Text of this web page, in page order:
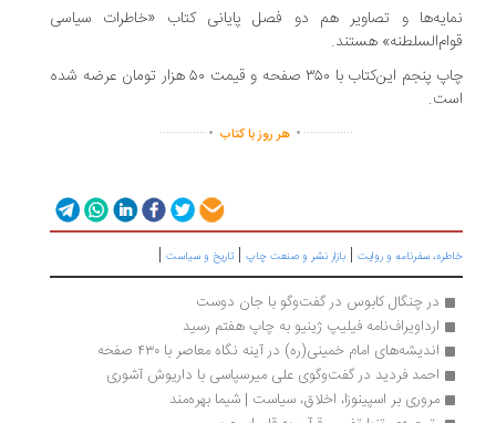
و تصاویر هم دو فصل پایانی کتاب «خاطرات سیاسی
هستند.
چاپ پنجم این‌کتاب با ۳۵۰ صفحه و قیمت ۵۰ هزار تومان عرضه شده
...............
. هر روز با کتاب.
..............
سفرنامه‌ و روایت|بازار نشر و صنعت چاپ|تاریخ و سیاست |
در چنگال کابوس در گفت‌وگو با جان دوست
ارداویراف‌نامه فیلیپ ژینیو به چاپ هفتم رسید
اندیشه‌های امام خمینی(ره) در آینه نگاه معاصر با ۴۳۰ صفحه
احمد فردید در گفت‌وگوی علی میرسپاسی با داریوش آشوری
مروری بر اسپینوزا، اخلاق، سیاست | شیما بهره‌مند